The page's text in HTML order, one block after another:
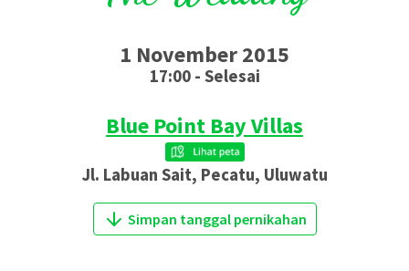
1 November 2015
17:00 - Selesai
Blue Point Bay Villas
Jl. Labuan Sait, Pecatu, Uluwatu
Simpan tanggal pernikahan